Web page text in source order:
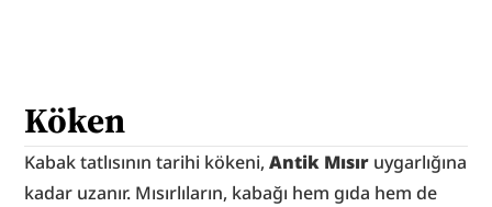
Köken
Kabak tatlısının tarihi kökeni, Antik Mısır uygarlığına
kadar uzanır. Mısırlıların, kabağı hem gıda hem de